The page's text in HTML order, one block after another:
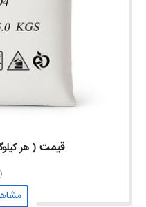
قیمت ( هر
(5)